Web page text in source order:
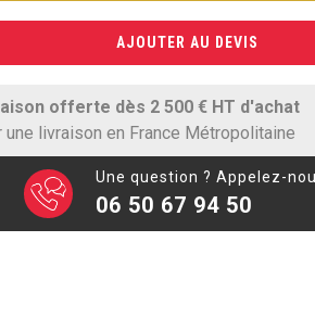
AJOUTER AU DEVIS
offerte dès 2 500 € HT d'achat
une livraison en France Métropolitaine
Une question ? Appelez-
06 50 67 94 50